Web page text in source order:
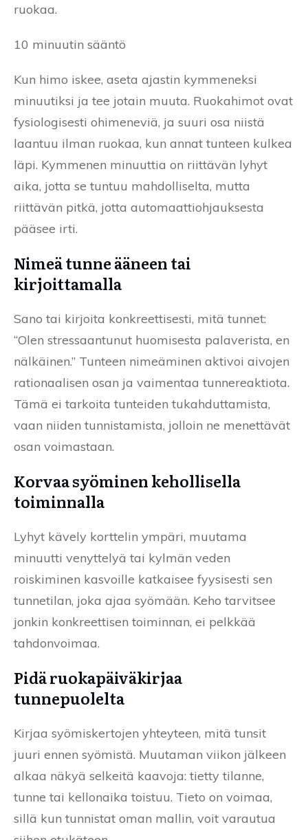
ruokaa.
10 minuutin sääntö
Kun himo iskee, aseta ajastin kymmeneksi
minuutiksi ja tee jotain muuta. Ruokahimot ovat
fysiologisesti ohimeneviä, ja suuri osa niistä
laantuu ilman ruokaa, kun annat tunteen kulkea
läpi. Kymmenen minuuttia on riittävän lyhyt
aika, jotta se tuntuu mahdolliselta, mutta
riittävän pitkä, jotta automaattiohjauksesta
pääsee irti.
Nimeä tunne ääneen tai
kirjoittamalla
Sano tai kirjoita konkreettisesti, mitä tunnet:
“Olen stressaantunut huomisesta palaverista, en
nälkäinen.” Tunteen nimeäminen aktivoi aivojen
rationaalisen osan ja vaimentaa tunnereaktiota.
Tämä ei tarkoita tunteiden tukahduttamista,
vaan niiden tunnistamista, jolloin ne menettävät
osan voimastaan.
Korvaa syöminen kehollisella
toiminnalla
Lyhyt kävely korttelin ympäri, muutama
minuutti venyttelyä tai kylmän veden
roiskiminen kasvoille katkaisee fyysisesti sen
tunnetilan, joka ajaa syömään. Keho tarvitsee
jonkin konkreettisen toiminnan, ei pelkkää
tahdonvoimaa.
Pidä ruokapäiväkirjaa
tunnepuolelta
Kirjaa syömiskertojen yhteyteen, mitä tunsit
juuri ennen syömistä. Muutaman viikon jälkeen
alkaa näkyä selkeitä kaavoja: tietty tilanne,
tunne tai kellonaika toistuu. Tieto on voimaa,
sillä kun tunnistat oman mallin, voit varautua